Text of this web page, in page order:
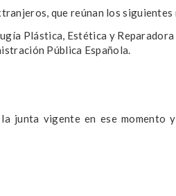
que reúnan los
Plástica, Estética y
Pública Española.
junta vigente en ese momento